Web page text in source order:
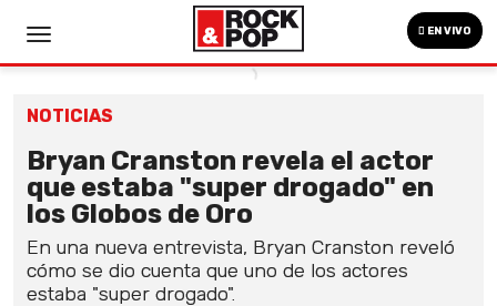
EN VIVO
NOTICIAS
Bryan Cranston revela el actor
que estaba "super drogado" en
los Globos de Oro
En una nueva entrevista, Bryan Cranston reveló
cómo se dio cuenta que uno de los actores
estaba "super drogado".